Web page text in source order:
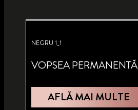
NEGRU 1_1
VOPSEA PERMANENTĂ
AFLĂ MAI MULTE